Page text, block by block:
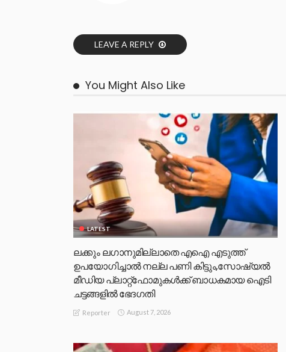
LEAVE A REPLY
You Might Also Like
LATEST
ലക്കും ലഗാനുമില്ലാതെ എഐ എടുത്ത്
ഉപയോഗിച്ചാല്‍ നല്ല പണി കിട്ടും,സോഷ്യല്‍
മീഡിയ പ്ലാറ്റ്‌ഫോമുകള്‍ക്ക് ബാധകമായ ഐടി
ചട്ടങ്ങളില്‍ ഭേദഗതി
Reporter August 7, 2026